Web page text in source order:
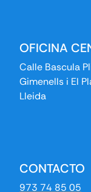
OFICINA
Calle Bascula
Gimenells i El
Lleida
CONTACTO
973 74 85 05